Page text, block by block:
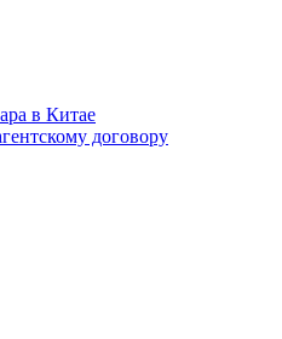
в Китае
договору